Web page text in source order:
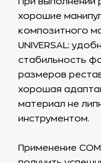
хорошие
композитного
UNIVERSAL:
стабильность
размеров
хорошая
материал не
инструментом.
Применение